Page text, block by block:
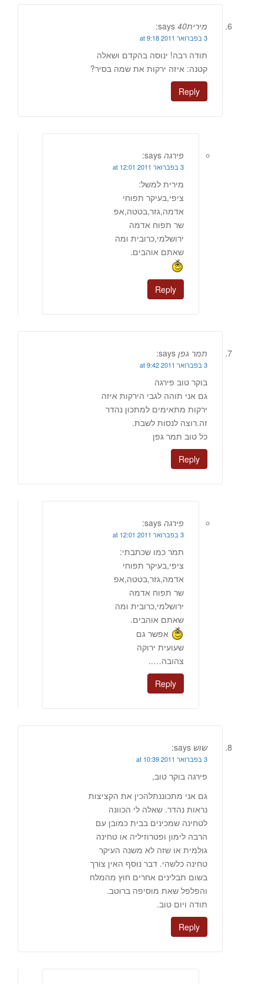
מירית40 says:
3 בפברואר 2011 at 9:18
תודה רבה! ינוסה בהקדם ושאלה
קטנה: איזה ירקות את שמה בסיר?
Reply
פירגה says:
3 בפברואר 2011 at 12:01
מירית למשל:
ציפי,בעיקר תפוחי
אדמה,גזר,בטטה,אפ
שר תפוח אדמה
ירושלמי,כרובית ומה
שאתם אוהבים.
Reply
תמר גפן says:
3 בפברואר 2011 at 9:42
בוקר טוב פירגה
גם אני תוהה לגבי הירקות איזה
ירקות מתאימים למתכון נהדר
זה.רוצה לנסות לשבת.
כל טוב תמר גפן
Reply
פירגה says:
3 בפברואר 2011 at 12:01
תמר כמו שכתבתי:
ציפי,בעיקר תפוחי
אדמה,גזר,בטטה,אפ
שר תפוח אדמה
ירושלמי,כרובית ומה
שאתם אוהבים.
אפשר גם
שעועית ירוקה
צהובה…..
Reply
שוש says:
3 בפברואר 2011 at 10:39
פירגה בוקר טוב,
גם אני מתכוננתלהכין את הקציצות
נראות נהדר. שאלה לי הכוונה
לטחינה שמכינים בבית כמובן עם
הרבה לימון ופטרוזיליה או טחינה
גולמית או שזה לא משנה העיקר
טחינה כלשהי. דבר נוסף האין צורך
בשום תבלינים אחרים חוץ מהמלח
והפלפל שאת מוסיפה ברוטב.
תודה ויום טוב.
Reply